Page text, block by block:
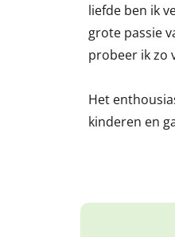
liefde ben ik
grote passie
probeer ik zo
Het
kinderen en